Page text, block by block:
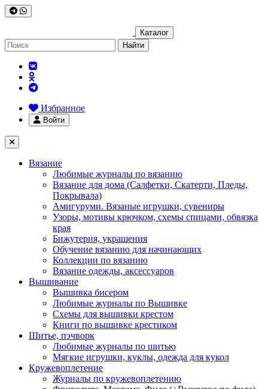
Каталог
Найти
Избранное
Войти
Вязание
Любимые журналы по вязанию
Вязание для дома (Салфетки, Скатерти, Пледы,
Покрывала)
Амигуруми. Вязаные игрушки, сувениры
Узоры, мотивы крючком, схемы спицами, обвязка
края
Бижутерия, украшения
Обучение вязанию для начинающих
Коллекции по вязанию
Вязание одежды, аксессуаров
Вышивание
Вышивка бисером
Любимые журналы по Вышивке
Схемы для вышивки крестом
Книги по вышивке крестиком
Шитье, пэчворк
Любимые журналы по шитью
Мягкие игрушки, куклы, одежда для кукол
Кружевоплетение
Журналы по кружевоплетению